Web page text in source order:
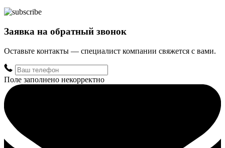
Заявка на обратный звонок
Оставьте контакты — специалист компании свяжется с вами.
Поле заполнено некорректно